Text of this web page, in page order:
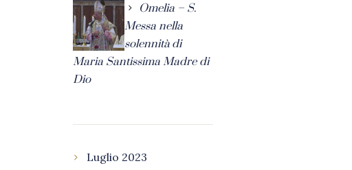
Omelia – S.
Messa nella
solennità di
Maria Santissima Madre di
Dio
Luglio 2023